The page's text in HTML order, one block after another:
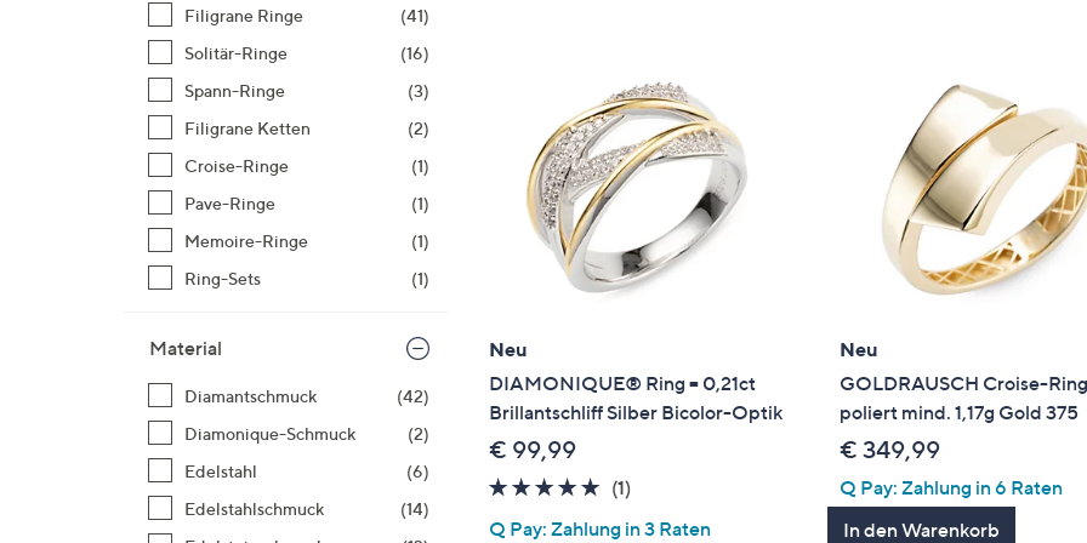
nach
links
bzw.
rechts,
um
diese
Filigrane Ringe
(41)
Solitär-Ringe
(16)
Spann-Ringe
(3)
Filigrane Ketten
(2)
Croise-Ringe
(1)
Pave-Ringe
(1)
Memoire-Ringe
(1)
Ring-Sets
(1)
Material
Diamantschmuck
(42)
Diamonique-Schmuck
(2)
Edelstahl
(6)
Edelstahlschmuck
(14)
Neu
DIAMONIQUE® Ring = 0,21ct
Brillantschliff Silber Bicolor-Optik
€ 99,99
5.0
(1)1
Q Pay: Zahlung in 3 Raten
Neu
GOLDRAUSCH Croise-
poliert mind. 1,17g Gold 375
€ 349,99
Q Pay: Zahlung in 6 Raten
In den Warenkorb